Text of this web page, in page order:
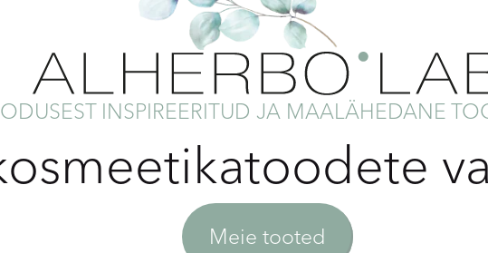
INSPIREERITUD JA MAALÄHEDANE
Meie tooted